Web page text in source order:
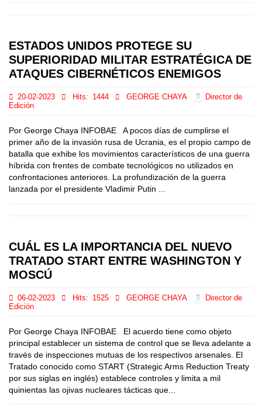
ESTADOS UNIDOS PROTEGE SU
SUPERIORIDAD MILITAR ESTRATÉGICA DE
ATAQUES CIBERNÉTICOS ENEMIGOS
20-02-2023 Hits: 1444 GEORGE CHAYA
Director de
Edición
Por George Chaya INFOBAE A pocos días de cumplirse el
primer año de la invasión rusa de Ucrania, es el propio campo de
batalla que exhibe los movimientos característicos de una guerra
híbrida con frentes de combate tecnológicos no utilizados en
confrontaciones anteriores. La profundización de la guerra
lanzada por el presidente Vladimir Putin ...
CUÁL ES LA IMPORTANCIA DEL NUEVO
TRATADO START ENTRE WASHINGTON Y
MOSCÚ
06-02-2023 Hits: 1525 GEORGE CHAYA
Director de
Edición
Por George Chaya INFOBAE El acuerdo tiene como objeto
principal establecer un sistema de control que se lleva adelante a
través de inspecciones mutuas de los respectivos arsenales. El
Tratado conocido como START (Strategic Arms Reduction Treaty
por sus siglas en inglés) establece controles y limita a mil
quinientas las ojivas nucleares tácticas que...